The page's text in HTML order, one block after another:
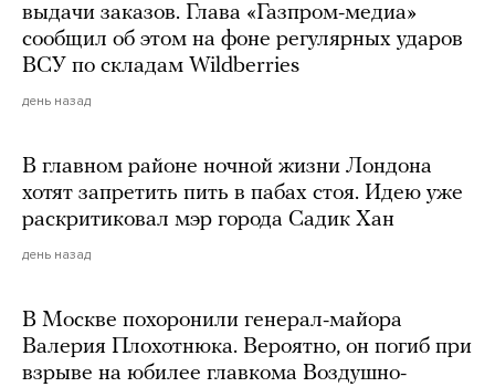
выдачи заказов. Глава «Газпром-медиа»
сообщил об этом на фоне регулярных ударов
ВСУ по складам Wildberries
день назад
В главном районе ночной жизни Лондона
хотят запретить пить в пабах стоя. Идею уже
раскритиковал мэр города Садик Хан
день назад
В Москве похоронили генерал-майора
Валерия Плохотнюка. Вероятно, он погиб при
взрыве на юбилее главкома Воздушно-